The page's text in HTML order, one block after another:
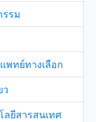
รม
พทย์ทางเลือก
ว
ลยีสารสนเทศ